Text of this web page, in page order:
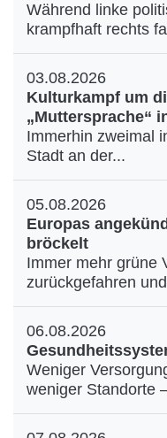
Während linke
krampfhaft rechts
03.08.2026
Kulturkampf um
„Muttersprache“
Immerhin zweimal
Stadt an der...
05.08.2026
Europas
bröckelt
Immer mehr grüne
zurückgefahren
06.08.2026
Weniger
weniger Standorte